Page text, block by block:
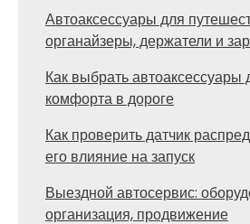
Автоаксессуары для
органайзеры, держатели и
Как выбрать автоаксессуары
комфорта в дороге
Как проверить датчик
его влияние на запуск
Выездной автосервис:
организация, продвижение